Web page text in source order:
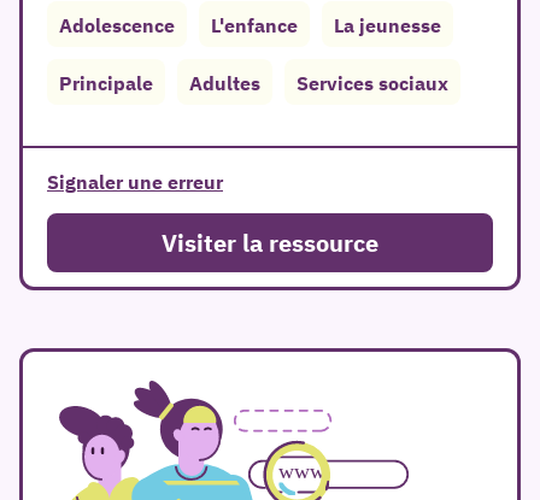
Adolescence L'enfance La jeunesse
Principale Adultes Services sociaux
Signaler une erreur
Visiter la ressource